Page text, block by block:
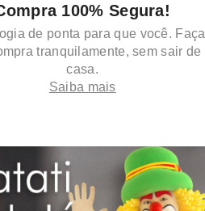
100% Segura!
de ponta para que você. Faça
tranquilamente, sem sair de
casa.
Saiba mais